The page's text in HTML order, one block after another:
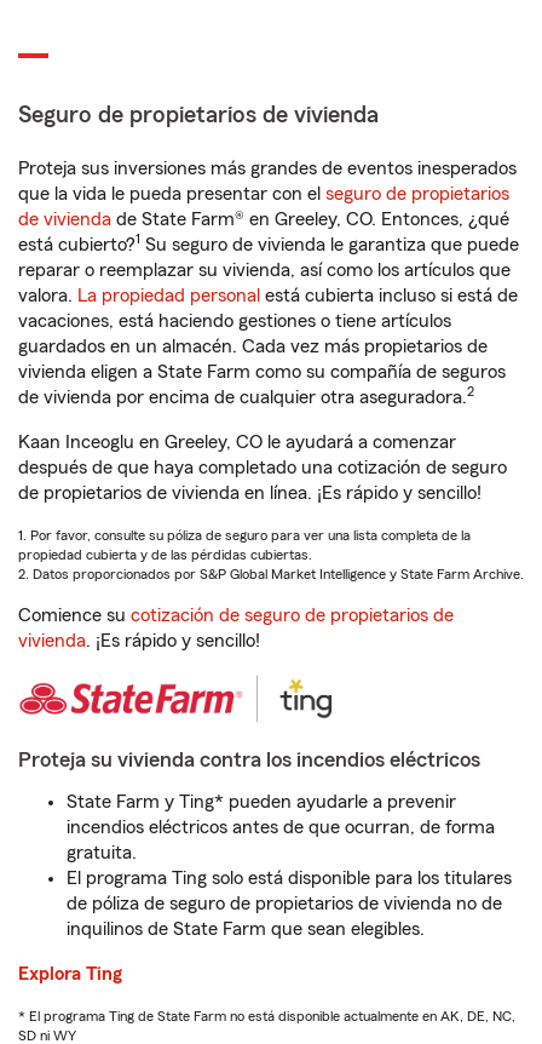
Seguro de propietarios de vivienda
Proteja sus inversiones más grandes de eventos inesperados
que la vida le pueda presentar con el seguro de propietarios
de vivienda de State Farm® en Greeley, CO. Entonces, ¿qué
está cubierto?1 Su seguro de vivienda le garantiza que puede
reparar o reemplazar su vivienda, así como los artículos que
valora. La propiedad personal está cubierta incluso si está de
vacaciones, está haciendo gestiones o tiene artículos
guardados en un almacén. Cada vez más propietarios de
vivienda eligen a State Farm como su compañía de seguros
de vivienda por encima de cualquier otra aseguradora.2
Kaan Inceoglu en Greeley, CO le ayudará a comenzar
después de que haya completado una cotización de seguro
de propietarios de vivienda en línea. ¡Es rápido y sencillo!
1. Por favor, consulte su póliza de seguro para ver una lista completa de la
propiedad cubierta y de las pérdidas cubiertas.
2. Datos proporcionados por S&P Global Market Intelligence y State Farm Archive.
Comience su cotización de seguro de propietarios de
vivienda. ¡Es rápido y sencillo!
Proteja su vivienda contra los incendios eléctricos
State Farm y Ting* pueden ayudarle a prevenir
incendios eléctricos antes de que ocurran, de forma
gratuita.
El programa Ting solo está disponible para los titulares
de póliza de seguro de propietarios de vivienda no de
inquilinos de State Farm que sean elegibles.
Explora Ting
* El programa Ting de State Farm no está disponible actualmente en AK, DE, NC,
SD ni WY